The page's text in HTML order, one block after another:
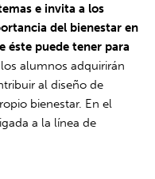
e invita a los
del bienestar en
éste puede tener para
los alumnos adquirirán
al diseño de
bienestar. En el
a la línea de